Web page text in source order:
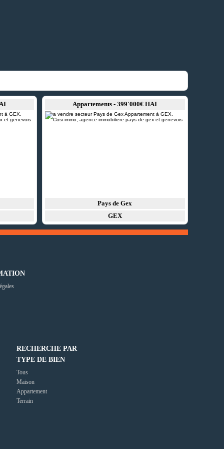
Appartements - 399'000€ HAI
Pays de Gex
GEX
RECHERCHE PAR
TYPE DE BIEN
Tous
Maison
Appartement
Terrain